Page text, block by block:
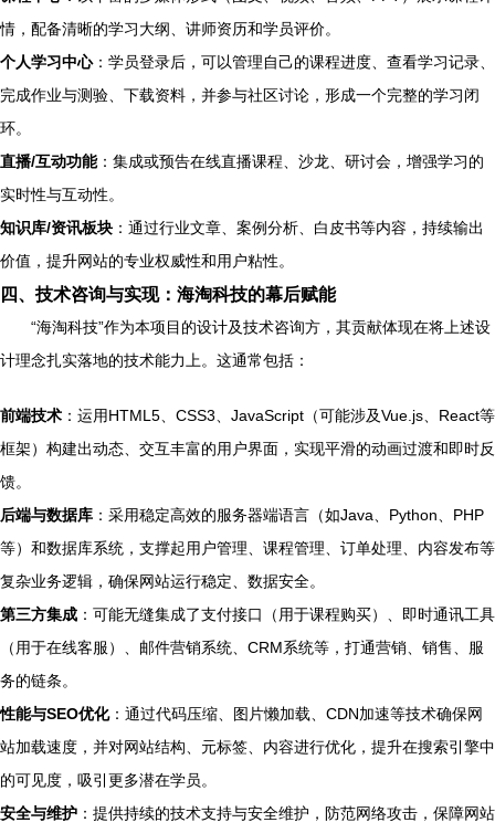
情，配备清晰的学习大纲、讲师资历和学员评价。
个人学习中心：学员登录后，可以管理自己的课程进度、查看学习记录、
完成作业与测验、下载资料，并参与社区讨论，形成一个完整的学习闭
环。
直播/互动功能：集成或预告在线直播课程、沙龙、研讨会，增强学习的
实时性与互动性。
知识库/资讯板块 ：通过行业文章、案例分析、白皮书等内容，持续输出
价值，提升网站的专业权威性和用户粘性。
四、技术咨询与实现：海淘科技的幕后赋能
“海淘科技”作为本项目的设计及技术咨询方，其贡献体现在将上述设
计理念扎实落地的技术能力上。这通常包括：
前端技术 ：运用HTML5、CSS3、JavaScript（可能涉及Vue.js、React等
框架）构建出动态、交互丰富的用户界面，实现平滑的动画过渡和即时反
馈。
后端与数据库 ：采用稳定高效的服务器端语言（如Java、Python、PHP
等）和数据库系统，支撑起用户管理、课程管理、订单处理、内容发布等
复杂业务逻辑，确保网站运行稳定、数据安全。
第三方集成 ：可能无缝集成了支付接口（用于课程购买）、即时通讯工具
（用于在线客服）、邮件营销系统、CRM系统等，打通营销、销售、服
务的链条。
性能与SEO优化：通过代码压缩、图片懒加载、CDN加速等技术确保网
站加载速度，并对网站结构、元标签、内容进行优化，提升在搜索引擎中
的可见度，吸引更多潜在学员。
安全与维护 ：提供持续的技术支持与安全维护，防范网络攻击，保障网站